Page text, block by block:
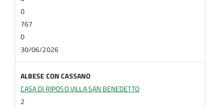
0
767
0
30/06/2026
ALBESE CON CASSANO
CASA DI RIPOSO VILLA SAN BENEDETTO
2